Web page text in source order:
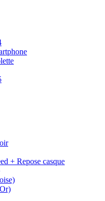
+ Repose casque